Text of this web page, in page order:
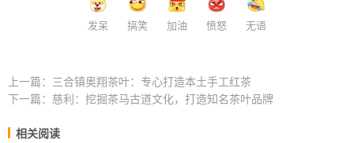
发呆 搞笑 加油 愤怒 无语
上一篇： 三合镇奥翔茶叶：专心打造本土手工红茶
下一篇： 慈利：挖掘茶马古道文化，打造知名茶叶品牌
相关阅读